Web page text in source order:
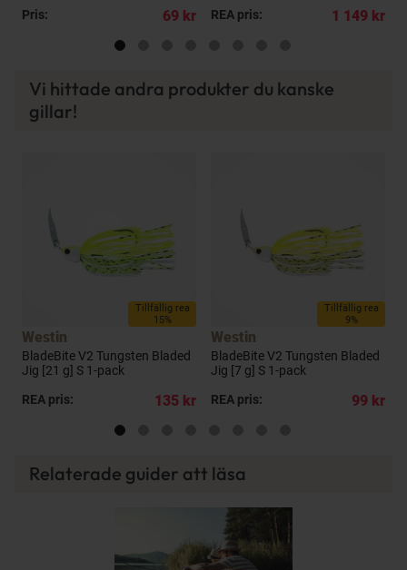
Pris:
69 kr
REA pris:
1 149 kr
Vi hittade andra produkter du kanske
gillar!
Tillfällig rea
15%
Westin
BladeBite V2 Tungsten Bladed
Jig [21 g] S 1-pack
REA pris:
135 kr
Tillfällig rea
9%
Westin
BladeBite V2 Tungsten Bladed
Jig [7 g] S 1-pack
REA pris:
99 kr
Relaterade guider att läsa